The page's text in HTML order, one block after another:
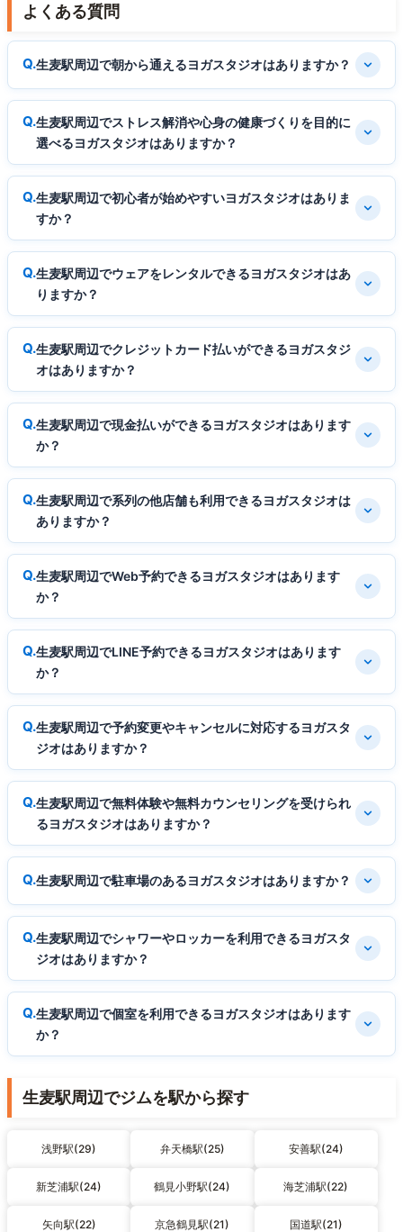
よくある質問
生麦駅周辺で朝から通えるヨガスタジオはありますか？
生麦駅周辺でストレス解消や心身の健康づくりを目的に
選べるヨガスタジオはありますか？
生麦駅周辺で初心者が始めやすいヨガスタジオはありま
すか？
生麦駅周辺でウェアをレンタルできるヨガスタジオはあ
りますか？
生麦駅周辺でクレジットカード払いができるヨガスタジ
オはありますか？
生麦駅周辺で現金払いができるヨガスタジオはあります
か？
生麦駅周辺で系列の他店舗も利用できるヨガスタジオは
ありますか？
生麦駅周辺でWeb予約できるヨガスタジオはあります
か？
生麦駅周辺でLINE予約できるヨガスタジオはあります
か？
生麦駅周辺で予約変更やキャンセルに対応するヨガスタ
ジオはありますか？
生麦駅周辺で無料体験や無料カウンセリングを受けられ
るヨガスタジオはありますか？
生麦駅周辺で駐車場のあるヨガスタジオはありますか？
生麦駅周辺でシャワーやロッカーを利用できるヨガスタ
ジオはありますか？
生麦駅周辺で個室を利用できるヨガスタジオはあります
か？
生麦駅周辺でジムを駅から探す
浅野駅(29) 弁天橋駅(25) 安善駅(24)
新芝浦駅(24) 鶴見小野駅(24) 海芝浦駅(22)
矢向駅(22) 京急鶴見駅(21) 国道駅(21)